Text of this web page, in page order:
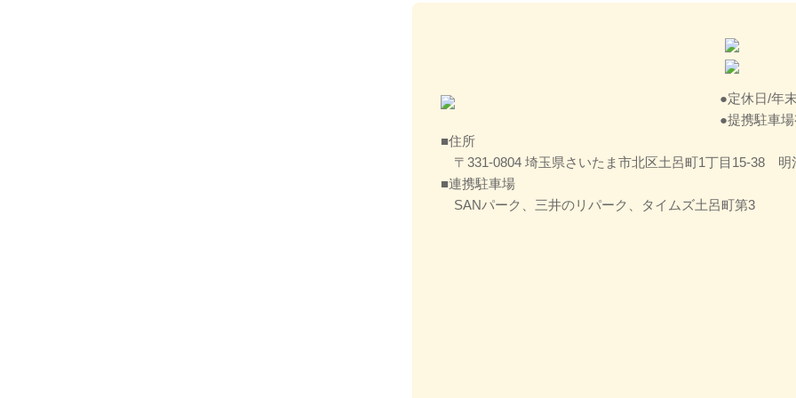
定休日/年
提携駐車
住所
〒331-0804 埼玉県さいたま市北区土呂町1丁目15-38
連携駐車場
SANパーク、三井のリパーク、タイムズ土呂町第3